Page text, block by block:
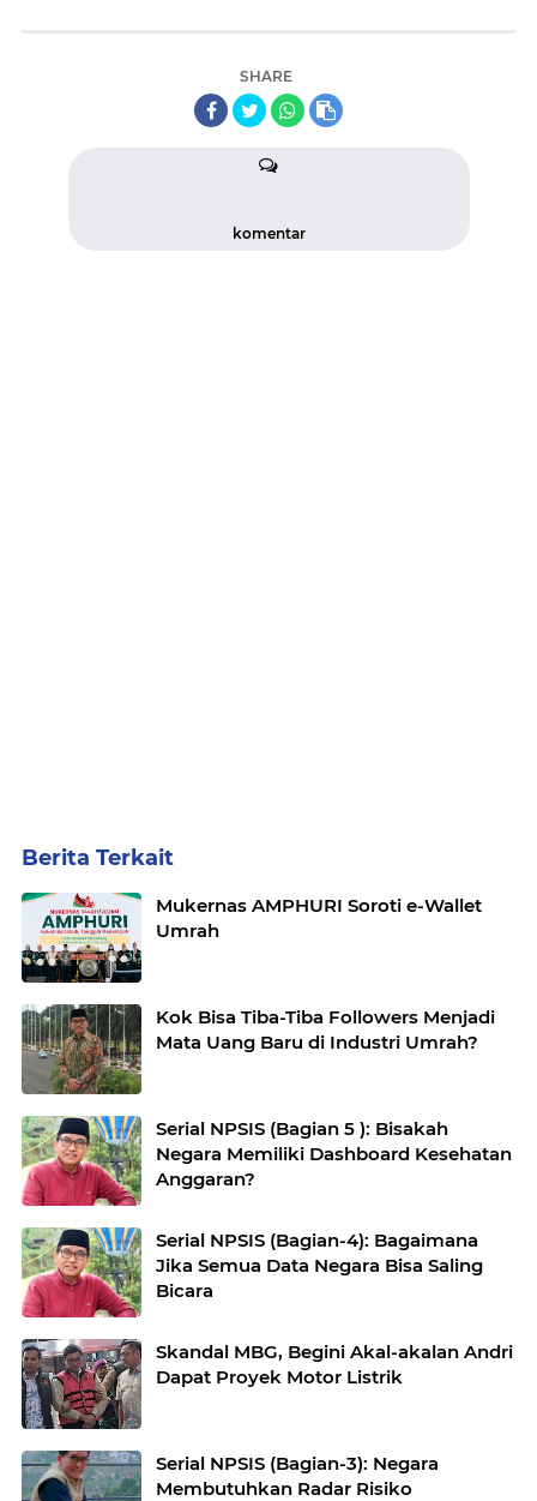
SHARE
komentar
Berita Terkait
Mukernas AMPHURI Soroti e-Wallet
Umrah
Kok Bisa Tiba-Tiba Followers Menjadi
Mata Uang Baru di Industri Umrah?
Serial NPSIS (Bagian 5 ): Bisakah
Negara Memiliki Dashboard Kesehatan
Anggaran?
Serial NPSIS (Bagian-4): Bagaimana
Jika Semua Data Negara Bisa Saling
Bicara
Skandal MBG, Begini Akal-akalan Andri
Dapat Proyek Motor Listrik
Serial NPSIS (Bagian-3): Negara
Membutuhkan Radar Risiko